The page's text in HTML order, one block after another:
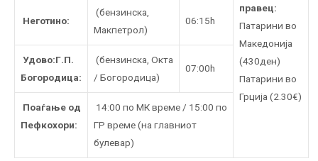
правец:
Патaрини во
Македонија
(430ден)
Патарини во
Грција (2.30€)
Неготино:
(бензинска,
Макпетрол)
06:15h
Удово:Г.П.
Богородица:
(бензинска, Oкта
/ Богородица)
07:00h
Поаѓање од
Пефкохори:
14:00 по МК време / 15:00 по
ГР време (на главниот
булевар)